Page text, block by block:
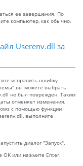
ее завершения. По
компьютер, как обычно.
Userenv.dll за
исправить ошибку
вы можете выбрать
не был поврежден. Таким
отменяет изменения,
с помощью функции
выполните
диалог "Запуск".
OK или нажмите Enter.